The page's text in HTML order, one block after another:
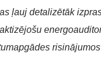
ļauj detalizētāk